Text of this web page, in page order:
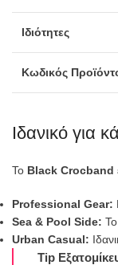
Ιδιότητες
Κωδικός
Ιδανικό για
Το Black Crocband
Professional Gear:
Sea & Pool Side:
Urban Casual:
Tip